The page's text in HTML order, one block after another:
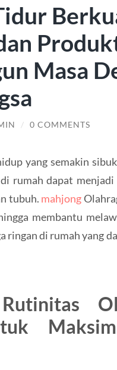
Masa
/ 0 COMMENTS
yang semakin
rumah dapat
tubuh. mahjong
membantu
ringan di rumah yang